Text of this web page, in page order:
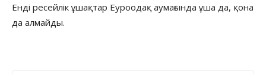
Енді ресейлік ұшақтар Еуроодақ аумағында ұша да, қона
да алмайды.